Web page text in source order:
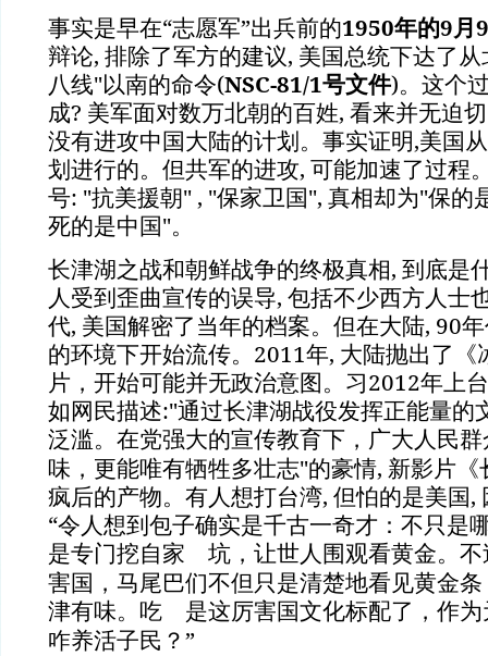
事实是早在“志愿军”出兵前的1950年的9月
辩论, 排除了军方的建议, 美国总统下达了
八线"以南的命令(NSC-81/1号文件)。这个
成? 美军面对数万北朝的百姓, 看来并无迫
没有进攻中国大陆的计划。事实证明,美国
划进行的。但共军的进攻, 可能加速了过程
号: "抗美援朝" , "保家卫国", 真相却为"保的
死的是中国"。
长津湖之战和朝鲜战争的终极真相, 到底是
人受到歪曲宣传的误导, 包括不少西方人士
代, 美国解密了当年的档案。但在大陆, 90
的环境下开始流传。2011年, 大陆抛出了《
片，开始可能并无政治意图。习2012年上
如网民描述:"通过长津湖战役发挥正能量的
泛滥。在党强大的宣传教育下，广大人民
味，更能唯有牺牲多壮志"的豪情, 新影片
疯后的产物。有人想打台湾, 但怕的是美国,
“令人想到包子确实是千古一奇才：不只是
是专门挖自家
坑，让世人围观看黄金。
害国，马尾巴们不但只是清楚地看见黄金
津有味。吃
是这厉害国文化标配了，作
咋养活子民？”